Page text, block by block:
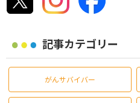
記事カテゴリー
がんサバイバー